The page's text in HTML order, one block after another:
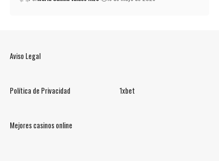
Aviso Legal
Política de Privacidad 1xbet
Mejores casinos online